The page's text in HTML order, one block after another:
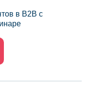
в B2B с